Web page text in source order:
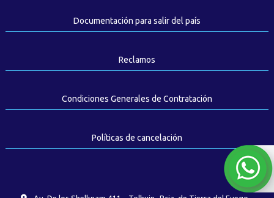
Documentación para salir del país
Reclamos
Condiciones Generales de Contratación
Políticas de cancelación